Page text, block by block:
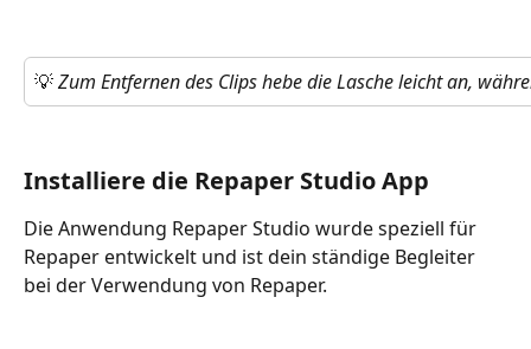
💡 Zum Entfernen des Clips hebe die Lasche leicht an,
Installiere die Repaper Studio App
Die Anwendung Repaper Studio wurde speziell für
Repaper entwickelt und ist dein ständige Begleiter
bei der Verwendung von Repaper.